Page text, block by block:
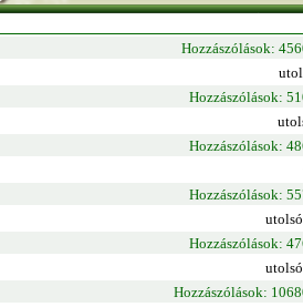
Hozzászólások:
Hozzászólások:
Hozzászólások:
Hozzászólások:
Hozzászólások:
Hozzászólások: